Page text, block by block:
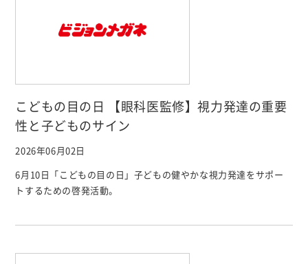
2026年06月02日
こどもの目の日 【眼科医監修】視力発達の重要
性と子どものサイン
6月10日「こどもの目の日」子どもの健やかな視力発達をサポー
トするための啓発活動。